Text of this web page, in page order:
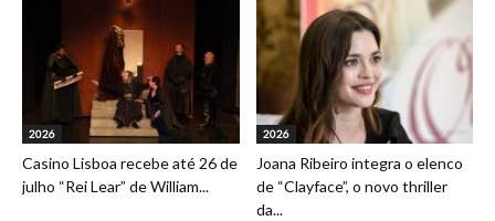
2026
Casino Lisboa recebe até 26 de
julho “Rei Lear” de William...
2026
Joana Ribeiro integra o elenco
de “Clayface”, o novo thriller
da...